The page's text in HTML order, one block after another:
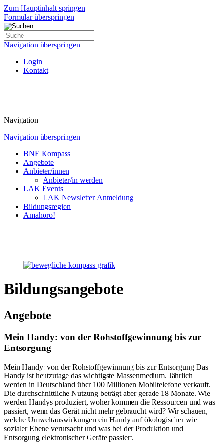
Zum Hauptinhalt springen
Formular überspringen
Navigation überspringen
Login
Kontakt
Navigation
Navigation überspringen
BNE Kompass
Angebote
Anbieter/innen
Anbieter/in werden
LAK Events
LAK Newsletter Anmeldung
Bildungsregion
Amahoro!
Bildungsangebote
Angebote
Mein Handy: von der Rohstoffgewinnung bis zur
Entsorgung
Mein Handy: von der Rohstoffgewinnung bis zur Entsorgung Das
Handy ist heutzutage das wichtigste Massenmedium. Jährlich
werden in Deutschland über 100 Millionen Mobiltelefone verkauft.
Die durchschnittliche Nutzung beträgt aber gerade 18 Monate. Wie
werden Handys produziert, woher kommen die Ressourcen und was
passiert, wenn das Gerät nicht mehr gebraucht wird? Wir schauen,
welche Umweltauswirkungen ein Handy auf ökologischer wie
sozialer Ebene verursacht und was bei der Produktion und
Entsorgung elektronischer Geräte passiert.